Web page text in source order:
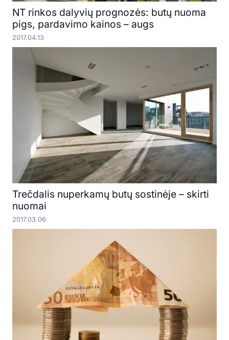
NT rinkos dalyvių prognozės: butų nuoma
pigs, pardavimo kainos – augs
2017.04.13
Trečdalis nuperkamų butų sostinėje – skirti
nuomai
2017.03.06